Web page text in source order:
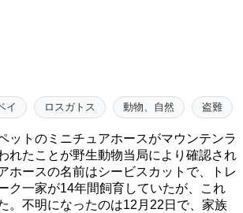
イ ロスガトス 動物、自然 盗難
ットのミニチュアホースがマウンテンラ
れたことが野生動物当局により確認され
ホースの名前はシービスカットで、トレ
ク一家が14年間飼育していたが、これ
。不明になったのは12月22日で、家族